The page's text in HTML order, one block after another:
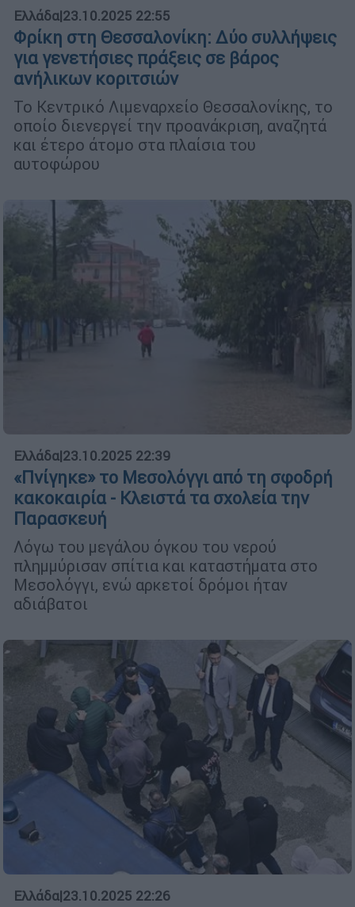
Ελλάδα|23.10.2025 22:55
Φρίκη στη Θεσσαλονίκη: Δύο συλλήψεις
για γενετήσιες πράξεις σε βάρος
ανήλικων κοριτσιών
Το Κεντρικό Λιμεναρχείο Θεσσαλονίκης, το
οποίο διενεργεί την προανάκριση, αναζητά
και έτερο άτομο στα πλαίσια του
αυτοφώρου
Ελλάδα|23.10.2025 22:39
«Πνίγηκε» το Μεσολόγγι από τη σφοδρή
κακοκαιρία - Κλειστά τα σχολεία την
Παρασκευή
Λόγω του μεγάλου όγκου του νερού
πλημμύρισαν σπίτια και καταστήματα στο
Μεσολόγγι, ενώ αρκετοί δρόμοι ήταν
αδιάβατοι
Ελλάδα|23.10.2025 22:26